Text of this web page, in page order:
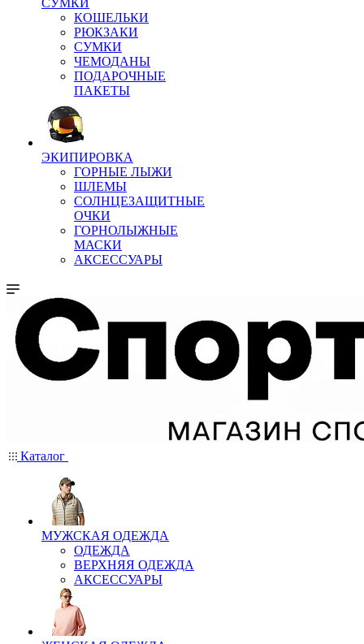
СУМКИ
КОШЕЛЬКИ
РЮКЗАКИ
СУМКИ
ЧЕМОДАНЫ
ПОДАРОЧНЫЕ
ПАКЕТЫ
ЭКИПИРОВКА
ГОРНЫЕ ЛЫЖИ
ШЛЕМЫ
СОЛНЦЕЗАЩИТНЫЕ
ОЧКИ
ГОРНОЛЫЖНЫЕ
МАСКИ
АКСЕССУАРЫ
Каталог
МУЖСКАЯ ОДЕЖДА
ОДЕЖДА
ВЕРХНЯЯ ОДЕЖДА
АКСЕССУАРЫ